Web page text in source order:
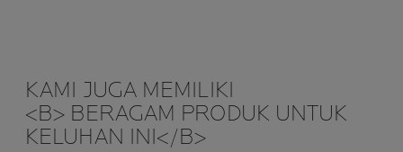
KAMI JUGA MEMILIKI
<B> BERAGAM PRODUK UNTUK
KELUHAN INI</B>